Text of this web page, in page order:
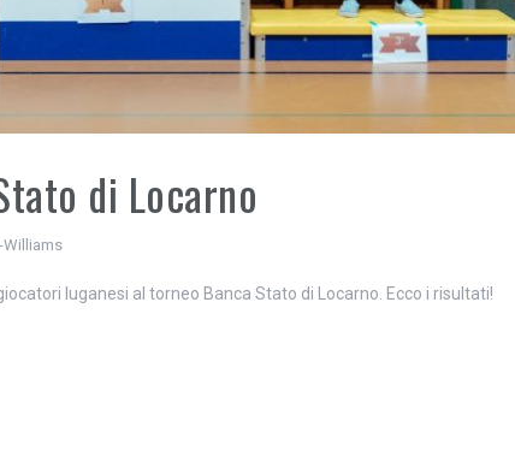
di Locarno
Williams
luganesi al torneo Banca Stato di Locarno. Ecco i risultati!